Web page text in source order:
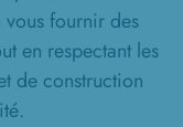
fournir des
en respectant les
de construction